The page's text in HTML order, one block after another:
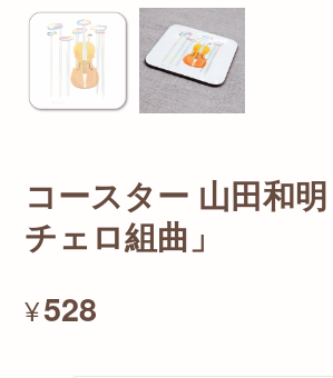
コースター 山田和
チェロ組曲」
¥528